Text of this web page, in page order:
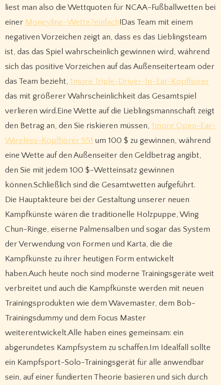
liest man also die Wettquoten für NCAA-Fußballwetten bei
einer Moneyline-Wette?einfach!Das Team mit einem
negativen Vorzeichen zeigt an, dass es das Lieblingsteam
ist, das das Spiel wahrscheinlich gewinnen wird, während
sich das positive Vorzeichen auf das Außenseiterteam oder
das Team bezieht, 1more Triple-Driver-In-Ear-Kopfhörer
das mit größerer Wahrscheinlichkeit das Gesamtspiel
verlieren wird.Eine Wette auf die Lieblingsmannschaft zeigt
den Betrag an, den Sie riskieren müssen, 1more Open-Ear-
Wireless-Kopfhörer S51 um 100 $ zu gewinnen, während
eine Wette auf den Außenseiter den Geldbetrag angibt,
den Sie mit jedem 100 $-Wetteinsatz gewinnen
können.Schließlich sind die Gesamtwetten aufgeführt.
Die Hauptakteure bei der Gestaltung unserer neuen
Kampfkünste wären die traditionelle Holzpuppe, Wing
Chun-Ringe, eiserne Palmensalben und sogar das System
der Verwendung von Formen und Karta, die die
Kampfkünste zu ihrer heutigen Form entwickelt
haben.Auch heute noch sind moderne Trainingsgeräte weit
verbreitet und auch die Kampfkünste werden mit neuen
Trainingsprodukten wie dem Wavemaster, dem Bob-
Trainingsdummy und dem Focus Master
weiterentwickelt.Alle haben eines gemeinsam: ein
abgerundetes Kampfsystem zu schaffen.Im Idealfall sollte
ein Kampfsport-Solo-Trainingsgerät für alle anwendbar
sein, auf einer fundierten Theorie basieren und sich durch